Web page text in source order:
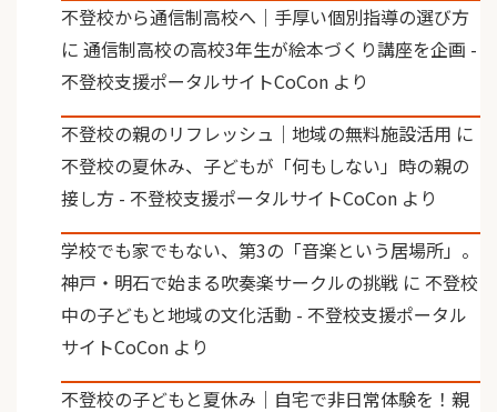
不登校から通信制高校へ｜手厚い個別指導の選び方
に 通信制高校の高校3年生が絵本づくり講座を企画 -
不登校支援ポータルサイトCoCon より
不登校の親のリフレッシュ｜地域の無料施設活用 に
不登校の夏休み、子どもが「何もしない」時の親の
接し方 - 不登校支援ポータルサイトCoCon より
学校でも家でもない、第3の「音楽という居場所」。
神戸・明石で始まる吹奏楽サークルの挑戦 に 不登校
中の子どもと地域の文化活動 - 不登校支援ポータル
サイトCoCon より
不登校の子どもと夏休み｜自宅で非日常体験を！親